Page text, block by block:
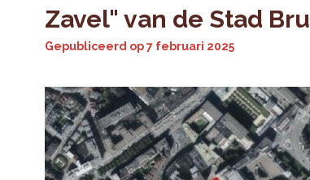
Zavel" van de Stad
Gepubliceerd op7 februari 2025